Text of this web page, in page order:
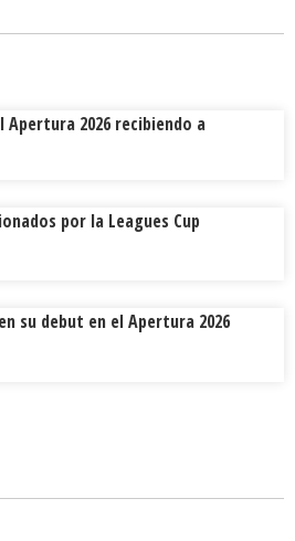
Apertura 2026 recibiendo a
por la Leagues Cup
su debut en el Apertura 2026